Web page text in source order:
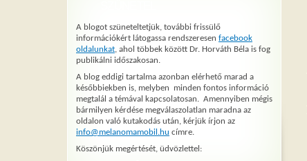
A blogot szüneteltetjük, további frissülő
információkért látogassa rendszeresen facebook
oldalunkat, ahol többek között Dr. Horváth Béla is fog
publikálni időszakosan.
A blog eddigi tartalma azonban elérhető marad a
későbbiekben is, melyben minden fontos információ
megtalál a témával kapcsolatosan. Amennyiben mégis
bármilyen kérdése megválaszolatlan maradna az
oldalon való kutakodás után, kérjük írjon az
info@melanomamobil.hu címre.
Köszönjük megértését, üdvözlettel: